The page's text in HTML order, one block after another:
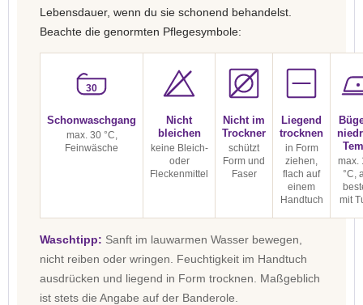
Lebensdauer, wenn du sie schonend behandelst.
Beachte die genormten Pflegesymbole:
30
Schonwaschgang
max. 30 °C,
Feinwäsche
Nicht
bleichen
keine Bleich-
oder
Fleckenmittel
Nicht im
Trockner
schützt
Form und
Faser
Liegend
trocknen
in Form
ziehen,
flach auf
einem
Handtuch
max.
°C,
mit
Waschtipp: Sanft im lauwarmen Wasser bewegen,
nicht reiben oder wringen. Feuchtigkeit im Handtuch
ausdrücken und liegend in Form trocknen. Maßgeblich
ist stets die Angabe auf der Banderole.